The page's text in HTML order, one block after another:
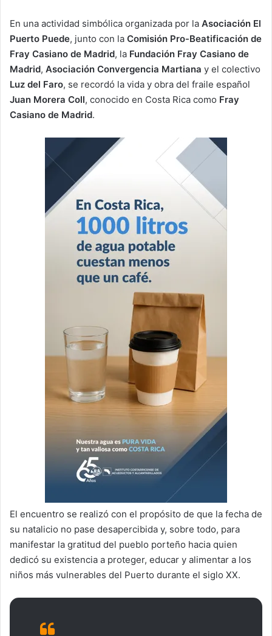
En una actividad simbólica organizada por la Asociación El
Puerto Puede, junto con la Comisión Pro-Beatificación de
Fray Casiano de Madrid, la Fundación Fray Casiano de
Madrid, Asociación Convergencia Martiana y el colectivo
Luz del Faro, se recordó la vida y obra del fraile español
Juan Morera Coll, conocido en Costa Rica como Fray
Casiano de Madrid.
El encuentro se realizó con el propósito de que la fecha de
su natalicio no pase desapercibida y, sobre todo, para
manifestar la gratitud del pueblo porteño hacia quien
dedicó su existencia a proteger, educar y alimentar a los
niños más vulnerables del Puerto durante el siglo XX.